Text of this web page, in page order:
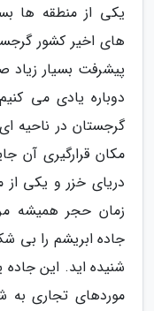
یکی از منطقه ها
های اخیر کشور
پیشرفت بسیار زیاد
دوباره یادی می
گرجستان در ناحیه
مکان قرارگیری آن
دریای خزر و یکی از
زمان حجر همیشه
جاده ابریشم را بی
شنیده اید. این
موردهای تجاری به